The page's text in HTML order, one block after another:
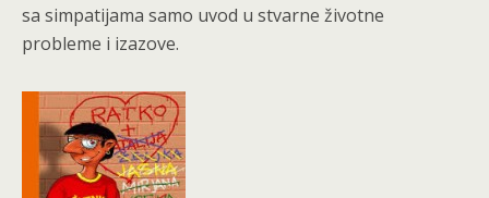
sa simpatijama samo uvod u stvarne životne
probleme i izazove.